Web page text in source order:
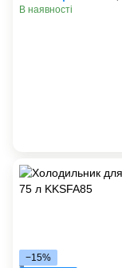
В наявності
−15%